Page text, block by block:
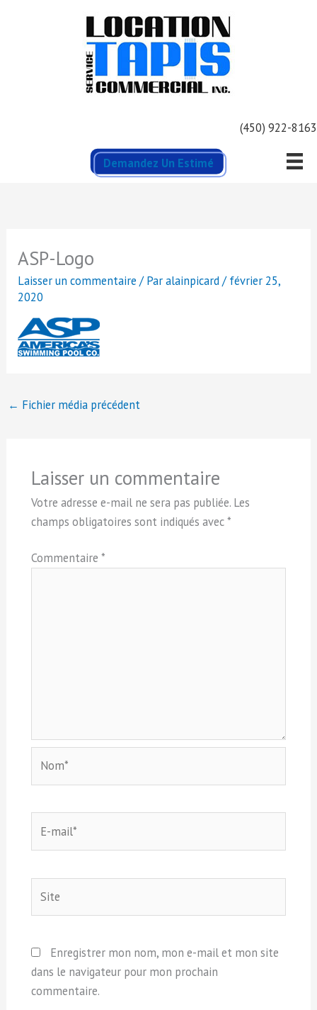
(450) 922-8163
Demandez Un Estimé
ASP-Logo
Laisser un commentaire / Paralainpicard/février 25,
2020
← Fichier média précédent
Laisser un commentaire
Votre adresse e-mail ne sera pas publiée. Les
champs obligatoires sont indiqués avec*
Commentaire *
mail*
Enregistrer mon nom, mon e-mail et mon site
dans le navigateur pour mon prochain
commentaire.